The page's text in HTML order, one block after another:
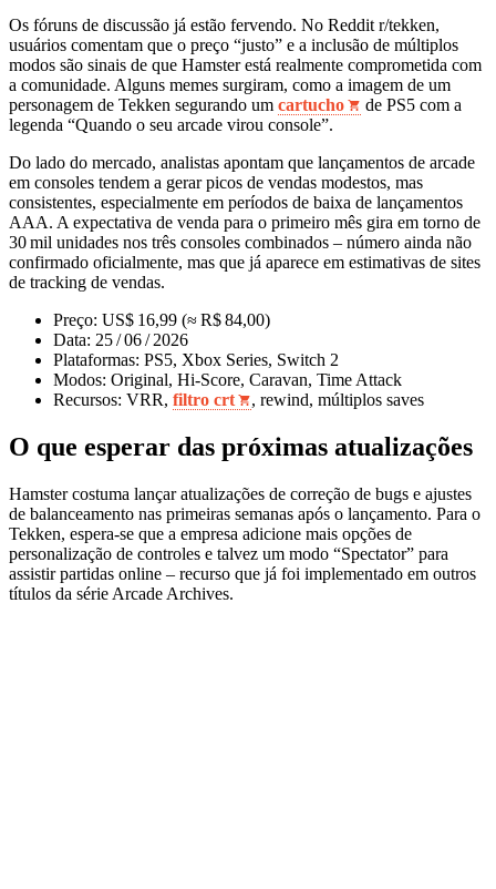
Os fóruns de discussão já estão fervendo. No Reddit r/tekken,
usuários comentam que o preço “justo” e a inclusão de múltiplos
modos são sinais de que Hamster está realmente comprometida com
a comunidade. Alguns memes surgiram, como a imagem de um
personagem de Tekken segurando um cartucho
de PS5 com a
legenda “Quando o seu arcade virou console”.
Do lado do mercado, analistas apontam que lançamentos de arcade
em consoles tendem a gerar picos de vendas modestos, mas
consistentes, especialmente em períodos de baixa de lançamentos
AAA. A expectativa de venda para o primeiro mês gira em torno de
30 mil unidades nos três consoles combinados – número ainda não
confirmado oficialmente, mas que já aparece em estimativas de sites
de tracking de vendas.
Preço: US$ 16,99 (≈ R$ 84,00)
Data: 25 / 06 / 2026
Plataformas: PS5, Xbox Series, Switch 2
Modos: Original, Hi‑Score, Caravan, Time Attack
Recursos: VRR, filtro crt , rewind, múltiplos saves
O que esperar das próximas atualizações
Hamster costuma lançar atualizações de correção de bugs e ajustes
de balanceamento nas primeiras semanas após o lançamento. Para o
Tekken, espera‑se que a empresa adicione mais opções de
personalização de controles e talvez um modo “Spectator” para
assistir partidas online – recurso que já foi implementado em outros
títulos da série Arcade Archives.